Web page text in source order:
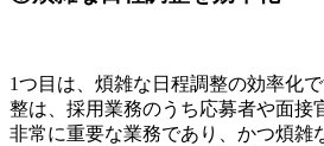
1つ目は、煩雑な日程調整の効率化
整は、採用業務のうち応募者や面接
非常に重要な業務であり、かつ煩雑